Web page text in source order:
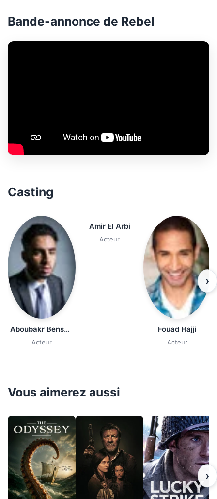
Bande-annonce de Rebel
Casting
Aboubakr Bensaïhi
Acteur
Amir El Arbi
Acteur
Fouad Hajji
Acteur
›
Vous aimerez aussi
›